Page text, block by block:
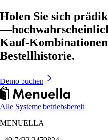
Holen Sie sich
Kauf-
Bestellhistorie.
Demo buchen
Alle Systeme betriebsbereit
MENUELLA